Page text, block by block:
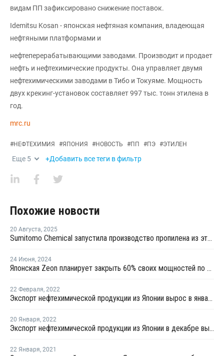
видам ПП зафиксировано снижение поставок.
Idemitsu Kosan - японская нефтяная компания, владеющая
нефтяными платформами и
нефтеперерабатывающими заводами. Производит и продает
нефть и нефтехимические продукты. Она управляет двумя
нефтехимическими заводами в Тибо и Токуяме. Мощность
двух крекинг-установок составляет 997 тыс. тонн этилена в
год.
mrc.ru
#НЕФТЕХИМИЯ #ЯПОНИЯ #НОВОСТЬ #ПП #ПЭ #ЭТИЛЕН
Еще 5 +Добавить все теги в фильтр
Похожие новости
20 Августа, 2025
Sumitomo Chemical запустила производство пропилена из этанола
24 Июня, 2024
Японская Zeon планирует закрыть 60% своих мощностей по производству эластомеров в Токуяме
22 Февраля, 2022
Экспорт нефтехимической продукции из Японии вырос в январе на 5,8%
20 Января, 2022
Экспорт нефтехимической продукции из Японии в декабре вырос на 15,6%
22 Января, 2021